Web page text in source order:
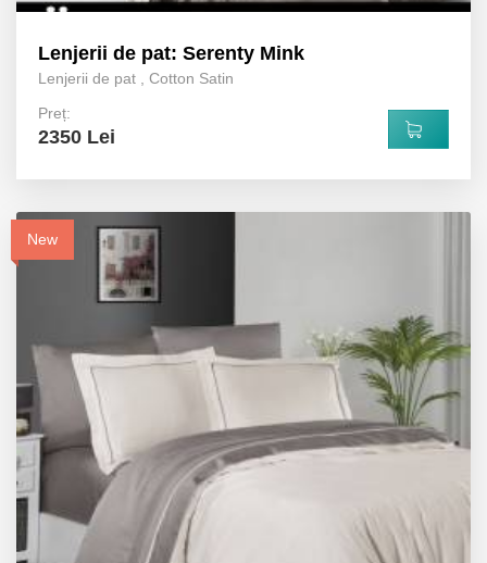
Lenjerii de pat: Serenty Mink
Lenjerii de pat , Cotton Satin
Preț:
2350 Lei
New